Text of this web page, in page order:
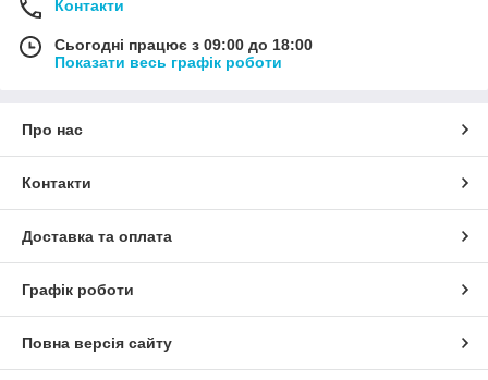
Контакти
Сьогодні працює з 09:00 до 18:00
Показати весь графік роботи
Про нас
Контакти
Доставка та оплата
Графік роботи
Повна версія сайту